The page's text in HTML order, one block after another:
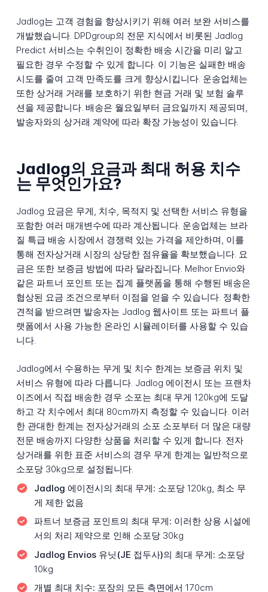
Jadlog는 고객 경험을 향상시키기 위해 여러 보완 서비스를
개발했습니다. DPDgroup의 전문 지식에서 비롯된 Jadlog
Predict 서비스는 수취인이 정확한 배송 시간을 미리 알고
필요한 경우 수정할 수 있게 합니다. 이 기능은 실패한 배송
시도를 줄여 고객 만족도를 크게 향상시킵니다. 운송업체는
또한 상거래 거래를 보호하기 위한 현금 거래 및 보험 솔루
션을 제공합니다. 배송은 월요일부터 금요일까지 제공되며,
발송자와의 상거래 계약에 따라 확장 가능성이 있습니다.
Jadlog의 요금과 최대 허용 치수
는 무엇인가요?
Jadlog 요금은 무게, 치수, 목적지 및 선택한 서비스 유형을
포함한 여러 매개변수에 따라 계산됩니다. 운송업체는 브라
질 특급 배송 시장에서 경쟁력 있는 가격을 제안하며, 이를
통해 전자상거래 시장의 상당한 점유율을 확보했습니다. 요
금은 또한 보증금 방법에 따라 달라집니다. Melhor Envio와
같은 파트너 포인트 또는 집계 플랫폼을 통해 수행된 배송은
협상된 요금 조건으로부터 이점을 얻을 수 있습니다. 정확한
견적을 받으려면 발송자는 Jadlog 웹사이트 또는 파트너 플
랫폼에서 사용 가능한 온라인 시뮬레이터를 사용할 수 있습
니다.
Jadlog에서 수용하는 무게 및 치수 한계는 보증금 위치 및
서비스 유형에 따라 다릅니다. Jadlog 에이전시 또는 프랜차
이즈에서 직접 배송한 경우 소포는 최대 무게 120kg에 도달
하고 각 치수에서 최대 80cm까지 측정할 수 있습니다. 이러
한 관대한 한계는 전자상거래의 소포 소포부터 더 많은 대량
전문 배송까지 다양한 상품을 처리할 수 있게 합니다. 전자
상거래를 위한 표준 서비스의 경우 무게 한계는 일반적으로
소포당 30kg으로 설정됩니다.
Jadlog 에이전시의 최대 무게: 소포당 120kg, 최소 무
게 제한 없음
파트너 보증금 포인트의 최대 무게: 이러한 상용 시설에
서의 처리 제약으로 인해 소포당 30kg
Jadlog Envios 유닛(JE 접두사)의 최대 무게: 소포당
10kg
개별 최대 치수: 포장의 모든 측면에서 170cm